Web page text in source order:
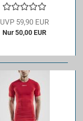
UVP 59,90 EUR
Nur 50,00 EUR